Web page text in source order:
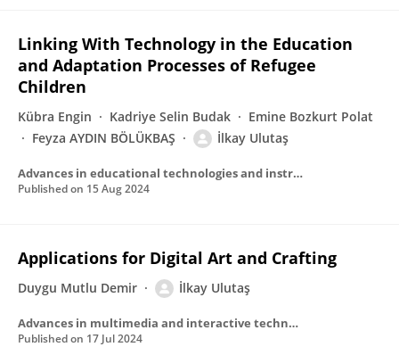
Linking With Technology in the Education
and Adaptation Processes of Refugee
Children
Kübra Engin Kadriye Selin Budak
Emine Bozkurt Polat
Feyza AYDIN BÖLÜKBAŞ
İlkay Ulutaş
Advances in educational technologies and instructional design book series
Published on 15 Aug 2024
Applications for Digital Art and Crafting
Duygu Mutlu Demir İlkay Ulutaş
Advances in multimedia and interactive technologies book series
Published on 17 Jul 2024